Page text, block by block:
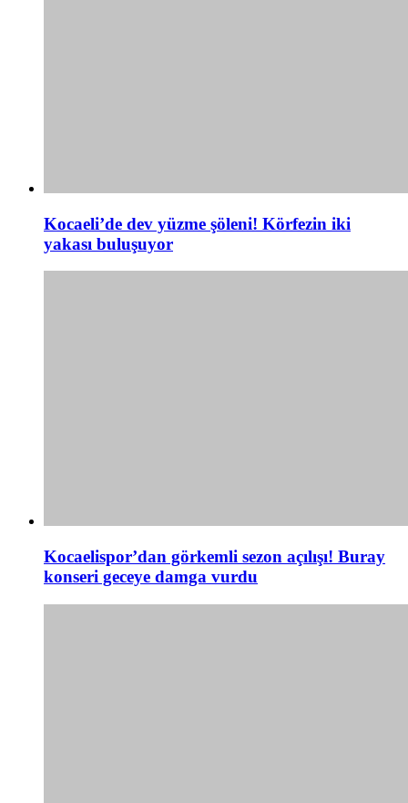
Kocaeli’de dev yüzme şöleni! Körfezin iki
yakası buluşuyor
Kocaelispor’dan görkemli sezon açılışı! Buray
konseri geceye damga vurdu